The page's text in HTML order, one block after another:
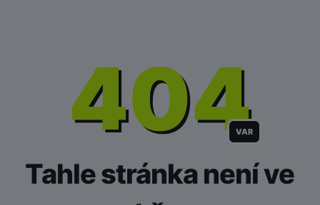
404
VAR
Tahle stránka není ve